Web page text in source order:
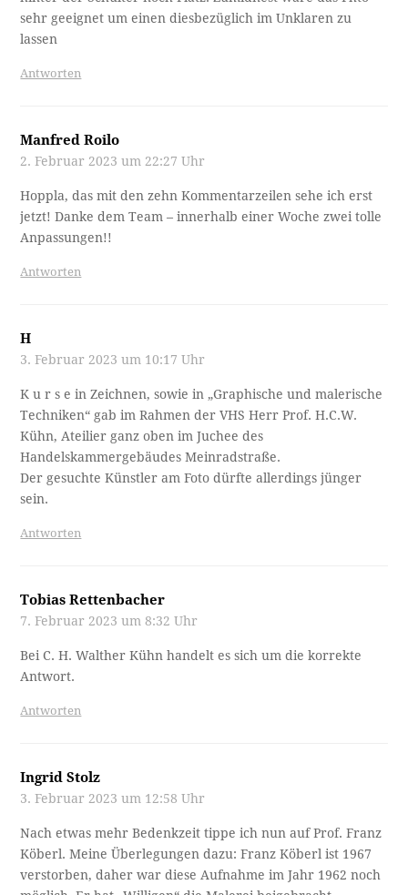
sehr geeignet um einen diesbezüglich im Unklaren zu
lassen
Antworten
Manfred Roilo
2. Februar 2023 um 22:27 Uhr
Hoppla, das mit den zehn Kommentarzeilen sehe ich erst
jetzt! Danke dem Team – innerhalb einer Woche zwei tolle
Anpassungen!!
Antworten
H
3. Februar 2023 um 10:17 Uhr
K u r s e in Zeichnen, sowie in „Graphische und malerische
Techniken“ gab im Rahmen der VHS Herr Prof. H.C.W.
Kühn, Ateilier ganz oben im Juchee des
Handelskammergebäudes Meinradstraße.
Der gesuchte Künstler am Foto dürfte allerdings jünger
sein.
Antworten
Tobias Rettenbacher
7. Februar 2023 um 8:32 Uhr
Bei C. H. Walther Kühn handelt es sich um die korrekte
Antwort.
Antworten
Ingrid Stolz
3. Februar 2023 um 12:58 Uhr
Nach etwas mehr Bedenkzeit tippe ich nun auf Prof. Franz
Köberl. Meine Überlegungen dazu: Franz Köberl ist 1967
verstorben, daher war diese Aufnahme im Jahr 1962 noch